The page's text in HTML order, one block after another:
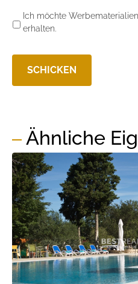
Ich möchte
erhalten.
Ähnliche